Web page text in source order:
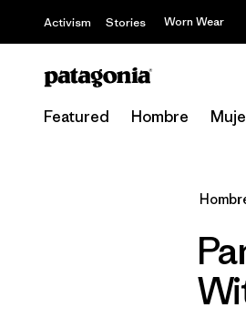
Activism Stories Worn Wear
Featured Hombre